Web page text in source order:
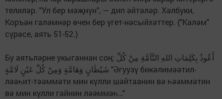
телиләр. "Ул бер мәҗнүн", — дип әйтәләр. Хәлбуки,
Коръән галәмнәр өчен бер үгет-нәсыйхәттер. ("Каләм"
сүрәсе, аять 51-52.)
Бу аятьләрне укыганнан соң: أَعُوذُ بِكَلِمَاتِ اللهِ التَّآمَّةِ مِنْ كُلِّ
شَيْطَانٍ وَهَامَّةٍ وَمِنْ كُلِّ عَيْنٍ لَامَّةٍ "Әгуузү бикәлимәәтил-
ләәһит-тәәммәти мин күлли шәйтаанин вә һәәммәтин
вә мин күлли гайнин ләәммәһ…"